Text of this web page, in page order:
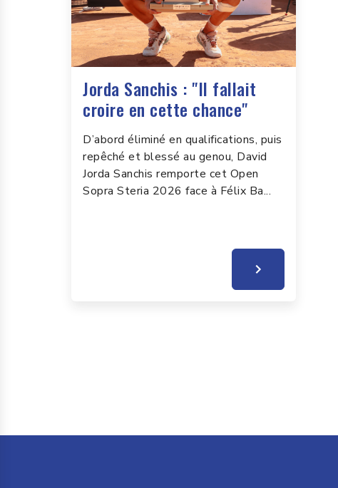
Jorda Sanchis : "Il fallait
croire en cette chance"
D’abord éliminé en qualifications, puis
repêché et blessé au genou, David
Jorda Sanchis remporte cet Open
Sopra Steria 2026 face à Félix Ba...